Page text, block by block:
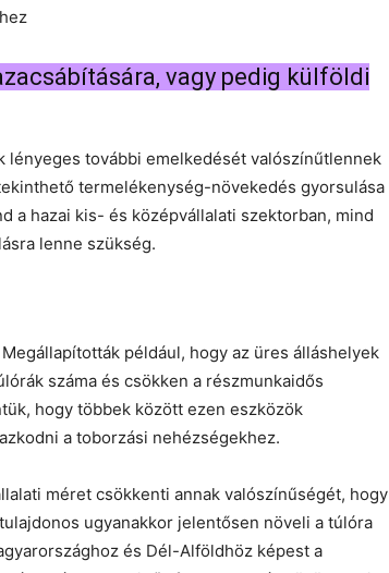
vagy pedig külföldi
lényeges további emelkedését valószínűtlennek
termelékenység-növekedés gyorsulása
a hazai kis- és középvállalati szektorban, mind
lenne szükség.
például, hogy az üres álláshelyek
száma és csökken a részmunkaidős
hogy többek között ezen eszközök
a toborzási nehézségekhez.
méret csökkenti annak valószínűségét, hogy
ugyanakkor jelentősen növeli a túlóra
és Dél-Alföldhöz képest a